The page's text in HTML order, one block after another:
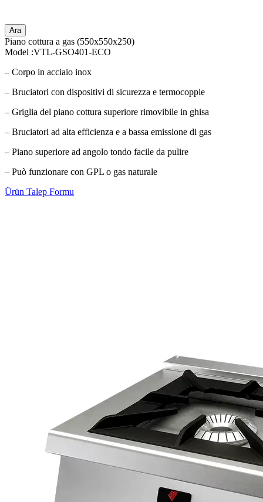
Ara
Piano cottura a gas (550x550x250)
Model :VTL-GSO401-ECO
– Corpo in acciaio inox
– Bruciatori con dispositivi di sicurezza e termocoppie
– Griglia del piano cottura superiore rimovibile in ghisa
– Bruciatori ad alta efficienza e a bassa emissione di gas
– Piano superiore ad angolo tondo facile da pulire
– Può funzionare con GPL o gas naturale
Ürün Talep Formu